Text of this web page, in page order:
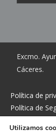
Excmo.
Cáceres.
Política de
Política de
Utilizamos